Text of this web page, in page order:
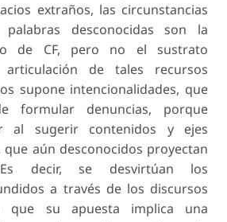
extraños, las circunstancias
desconocidas son la
de CF, pero no el sustrato
articulación de tales recursos
supone intencionalidades, que
formular denuncias, porque
al sugerir contenidos y ejes
aún desconocidos proyectan
decir, se desvirtúan los
a través de los discursos
que su apuesta implica una